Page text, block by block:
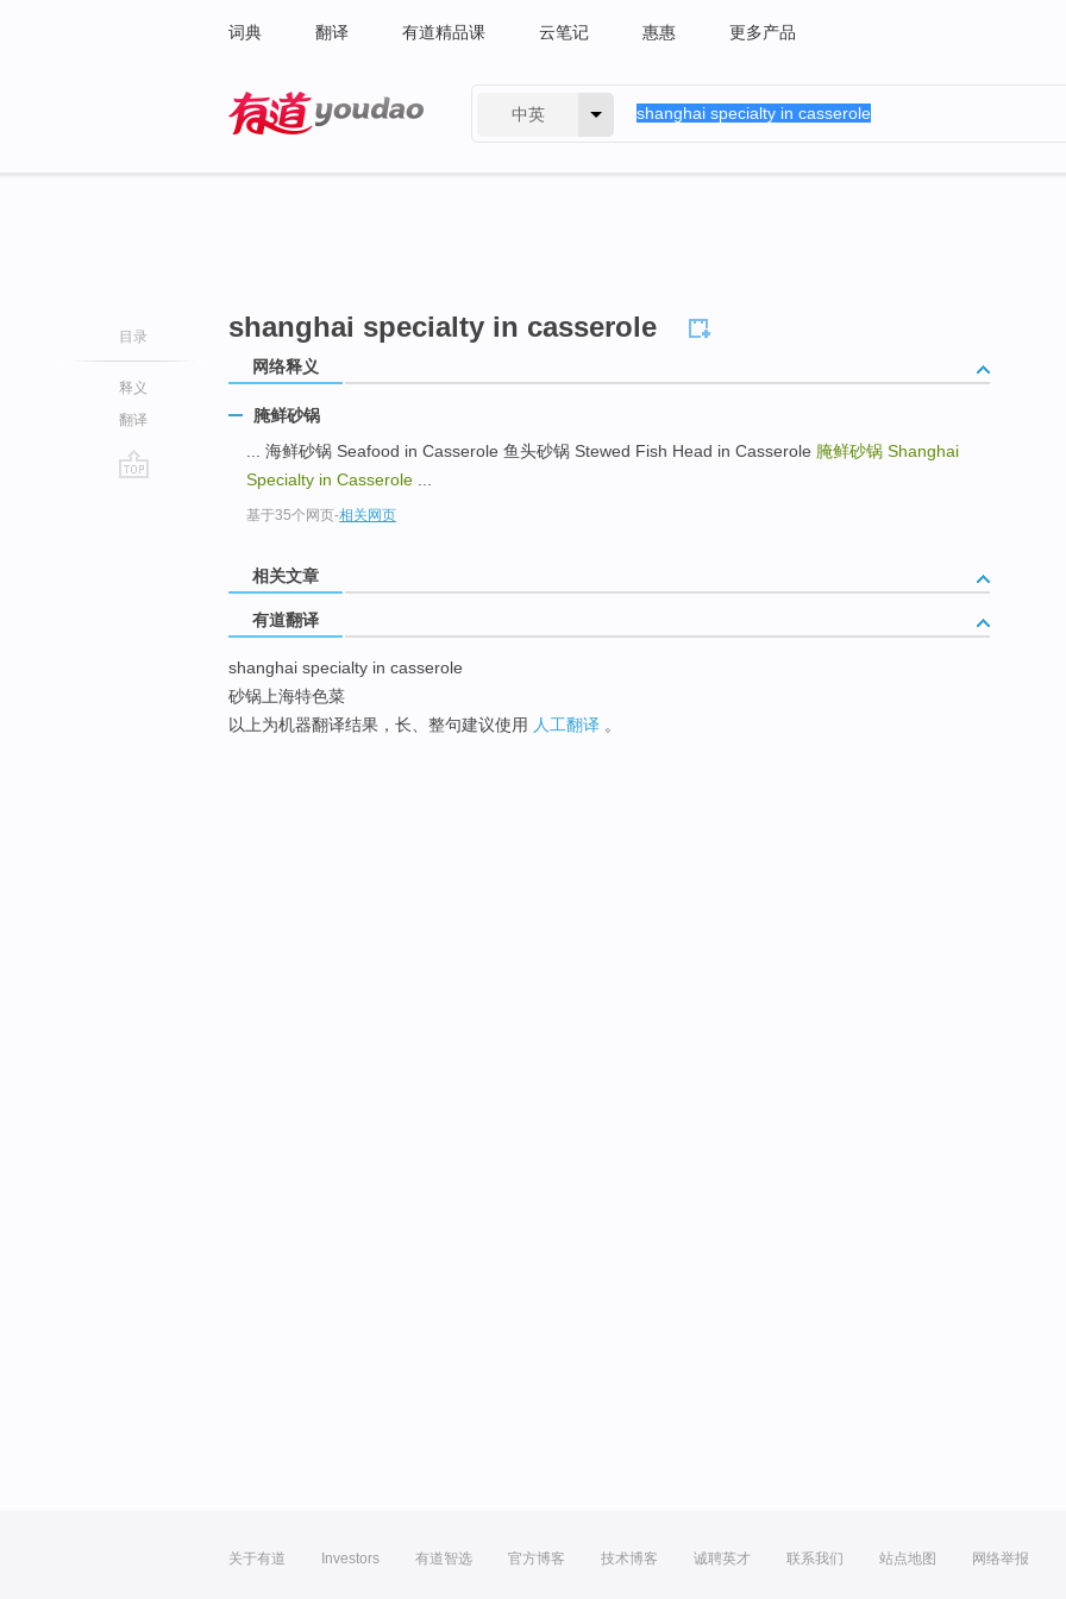
词典 翻译 有道精品课 云笔记 惠惠 更多产品
中英
目录
释义
翻译
shanghai specialty in casserole
网络释义
腌鲜砂锅
... 海鲜砂锅 Seafood in Casserole 鱼头砂锅 Stewed Fish Head in Casserole 腌鲜砂锅 Shanghai
Specialty in Casserole
基于35个网页-相关网页
相关文章
有道翻译
shanghai specialty in casserole
砂锅上海特色菜
以上为机器翻译结果，长、整句建议使用 人工翻译 。
关于有道 Investors 有道智选 官方博客 技术博客 诚聘英才 联系我们 站点地图 网络举报